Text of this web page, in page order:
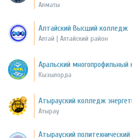
Алматы
Алтайский Высший колледж
Алтай | Алтайский район
Аральский
Кызылорда
Атырауский колледж
Атырау
Атырауский